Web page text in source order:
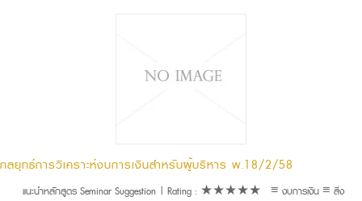
กลยุทธ์การวิเคราะห์งบการเงินสำหรับผู้บริหาร พ.18/2/58
แนะนำหลักสูตร Seminar Suggestion | Rating : ★★★★★ ≡ งบการเงิน ≡ สิ่ง